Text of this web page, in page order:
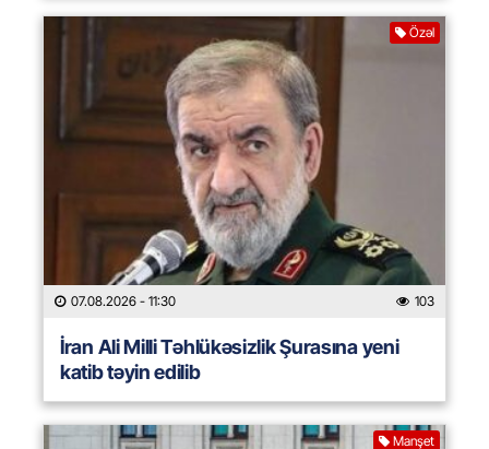
Özəl
07.08.2026 - 11:30 103
İran Ali Milli Təhlükəsizlik Şurasına yeni
katib təyin edilib
Manşet